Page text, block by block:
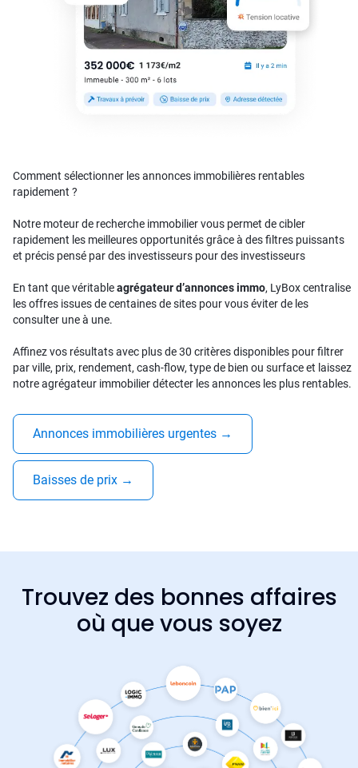
Comment sélectionner les annonces immobilières rentables
rapidement ?
Notre moteur de recherche immobilier vous permet de cibler
rapidement les meilleures opportunités grâce à des filtres puissants
et précis pensé par des investisseurs pour des investisseurs
En tant que véritableagrégateur d’annonces immo, LyBox centralise
les offres issues de centaines de sites pour vous éviter de les
consulter une à une.
Affinez vos résultats avec plus de 30 critères disponibles pour filtrer
par ville, prix, rendement, cash-flow, type de bien ou surface et laissez
notre agrégateur immobilier détecter les annonces les plus rentables.
Annonces immobilières urgentes →
Baisses de prix →
Trouvez des bonnes affaires
où que vous soyez